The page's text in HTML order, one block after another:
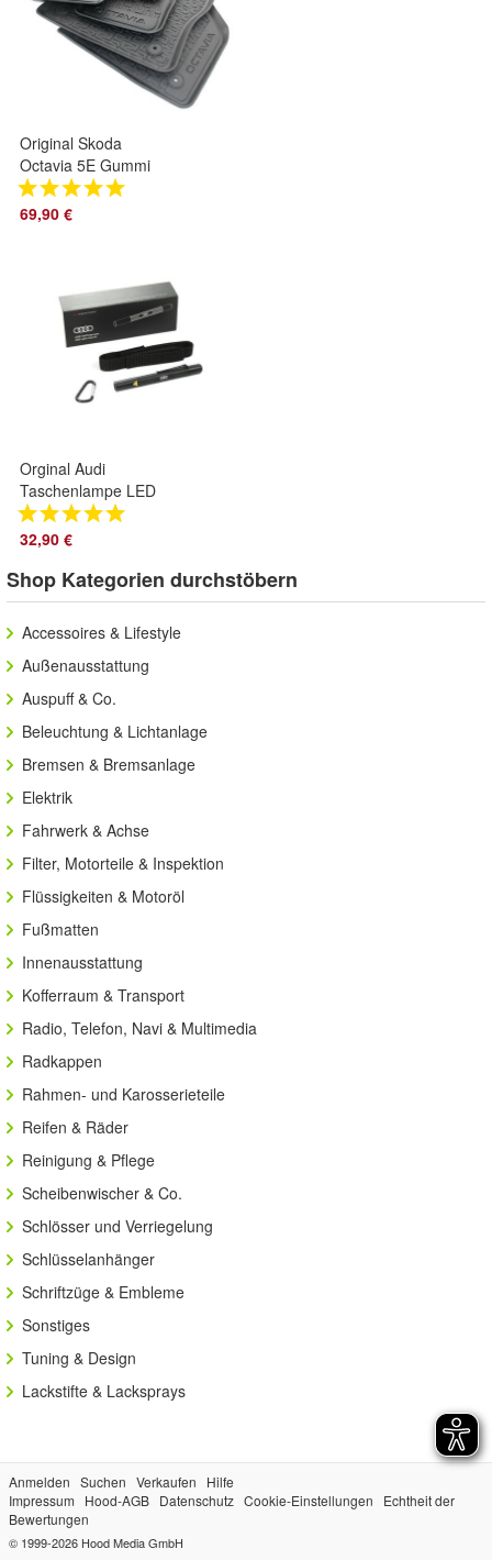
Original Skoda
Octavia 5E Gummi
Fußmatten 4x
Gummimatten
69,90 €
Orginal Audi
Taschenlampe LED
Stiftlampe
Accessoires
8R0052001E
32,90 €
Shop Kategorien durchstöbern
Accessoires & Lifestyle
Außenausstattung
Auspuff & Co.
Beleuchtung & Lichtanlage
Bremsen & Bremsanlage
Elektrik
Fahrwerk & Achse
Filter, Motorteile & Inspektion
Flüssigkeiten & Motoröl
Fußmatten
Innenausstattung
Kofferraum & Transport
Radio, Telefon, Navi & Multimedia
Radkappen
Rahmen- und Karosserieteile
Reifen & Räder
Reinigung & Pflege
Scheibenwischer & Co.
Schlösser und Verriegelung
Schlüsselanhänger
Schriftzüge & Embleme
Sonstiges
Tuning & Design
Lackstifte & Lacksprays
Anmelden Suchen Verkaufen
Hilfe
Impressum
Hood-AGB Datenschutz Cookie-Einstellungen
Echtheit der
Bewertungen
© 1999-2026 Hood Media GmbH